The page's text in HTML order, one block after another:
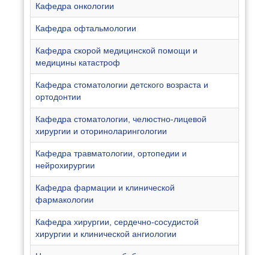
Кафедра онкологии
Кафедра офтальмологии
Кафедра скорой медицинской помощи и
медицины катастроф
Кафедра стоматологии детского возраста и
ортодонтии
Кафедра стоматологии, челюстно-лицевой
хирургии и оториноларингологии
Кафедра травматологии, ортопедии и
нейрохирургии
Кафедра фармации и клинической
фармакологии
Кафедра хирургии, сердечно-сосудистой
хирургии и клинической ангиологии